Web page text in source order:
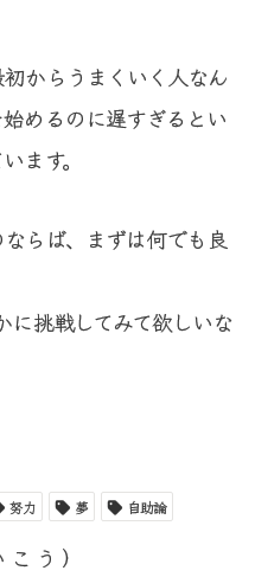
からうまくいく人なん
めるのに遅すぎるとい
ます。
らば、まずは何でも良
に挑戦してみて欲しいな
努力 夢 自助論
う）